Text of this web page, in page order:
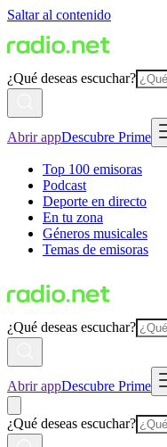
Saltar al contenido
¿Qué deseas escuchar?
Abrir appDescubre Prime
Top 100 emisoras
Podcast
Deporte en directo
En tu zona
Géneros musicales
Temas de emisoras
¿Qué deseas escuchar?
Abrir appDescubre Prime
¿Qué deseas escuchar?